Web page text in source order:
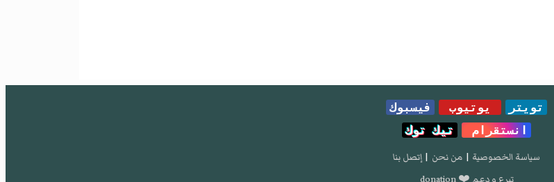
تويتر يوتيوب
فيسبوك
انستقرام
تيك توك
سياسة الخصوصية | من نحن | إتصل بنا